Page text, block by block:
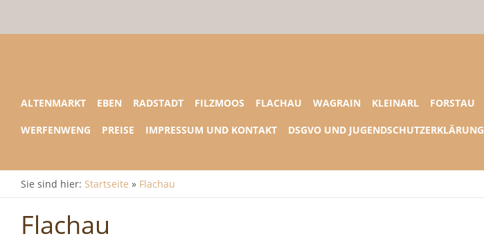
ALTENMARKT EBEN RADSTADT FILZMOOS FLACHAU WAGRAIN KLEINARL FORSTAU
WERFENWENG PREISE IMPRESSUM UND KONTAKT DSGVO UND JUGENDSCHUTZERKLÄRUNG
Sie sind hier: Startseite » Flachau
Flachau